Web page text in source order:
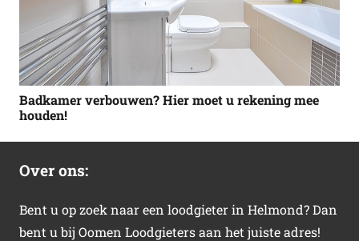
Badkamer verbouwen? Hier moet u rekening mee
houden!
Over ons:
Bent u op zoek naar een loodgieter in Helmond? Dan
bent u bij Oomen Loodgieters aan het juiste adres!